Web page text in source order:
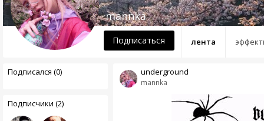
лента
mannka
Подписаться
Подписался (0)
Подписчики (2)
mannka
underground